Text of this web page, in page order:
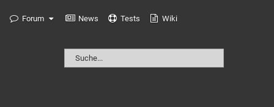
Forum News Tests Wiki